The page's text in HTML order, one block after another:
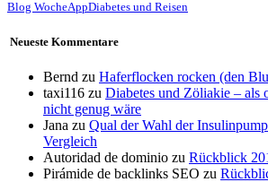
Blog WocheAppDiabetes und Reisen
Neueste Kommentare
Bernd zu Haferflocken rocken (den
taxi116 zu Diabetes und Zöliakie – als
nicht genug wäre
Jana zu Qual der Wahl der
Vergleich
Autoridad de dominio zu Rückblick
Pirámide de backlinks SEO zu